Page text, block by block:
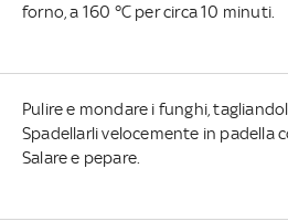
forno, a 160 °C per circa 10 minuti.
Pulire e mondare i funghi,
Spadellarli velocemente in padella
Salare e pepare.